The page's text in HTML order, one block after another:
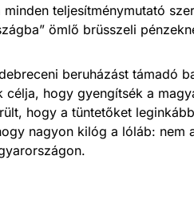
minden teljesítménymutató
ömlő brüsszeli
beruházást támadó
célja, hogy gyengítsék a
hogy a tüntetőket
nagyon kilóg a lóláb: nem